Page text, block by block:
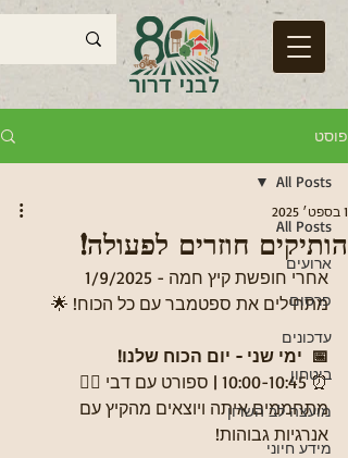
פוסט
All Posts
ארועים
פרסום
עדכונים
ביטחון
מועצה לב השרון
מידע חיוני
All Posts
הותיקים חוזרים לפעולה!
1 בספט׳ 2025
מתחילים את ספטמבר עם כל הכוח! 🌟
📅  ימי שני - יום הכוח שלנו!
⏰ 10:00-10:45 | ספורט עם דבי 🏃‍♀️
מתחממים איתה ויוצאים מהקיץ עם
אנרגיות גבוהות!